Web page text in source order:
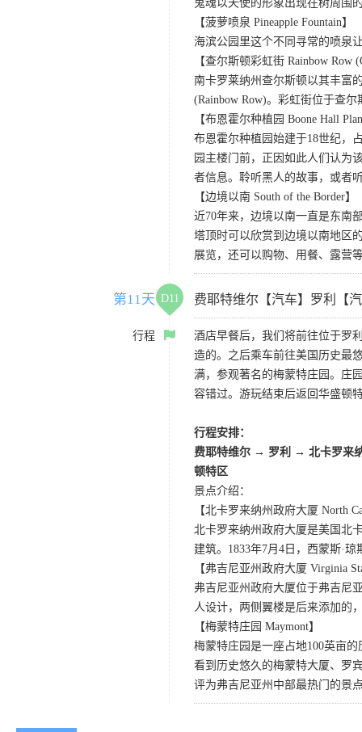
鬼魂以天使的形象出现在树周围
【菠萝喷泉 Pineapple Fountain】
海滨公园里这个不同寻常的喷泉
【查尔斯顿彩虹街 Rainbow Row
南卡罗莱纳州查尔斯顿以其丰富
(Rainbow Row)。彩虹街位于查
【布恩霍尔种植园 Boone Hall
布恩霍尔种植园始建于18世纪，
园主楼门前，正因如此人们认为
者信息。聆听黑人的故事，或者
【边境以南 South of the Border】
近70年来，边境以南一直是东南
塔顶时可以欣赏到边境以南地区
展览，还可以购物、用餐、露营
第11天 D11 费耶特维尔【汽车】罗利【
行程
酒店早餐后，我们将前往位于罗
造的。之后乘车前往美国历史最
满，参观著名的梅蒙特庄园。庄
容错过。游玩结束后返回华盛顿
行程安排：
费耶特维尔 → 罗利 → 北卡罗来
顿特区
景点介绍：
【北卡罗来纳州政府大厦 North
北卡罗来纳州政府大厦是美国北
建筑。1833年7月4日，西蒙斯·
【弗吉尼亚州政府大厦 Virginia
弗吉尼亚州政府大厦位于弗吉尼
人设计，两侧翼楼是后来添加的
【梅蒙特庄园 Maymont】
梅蒙特庄园是一座占地100英亩
看到历史悠久的梅蒙特大厦、罗
评为弗吉尼亚州中部最热门的景